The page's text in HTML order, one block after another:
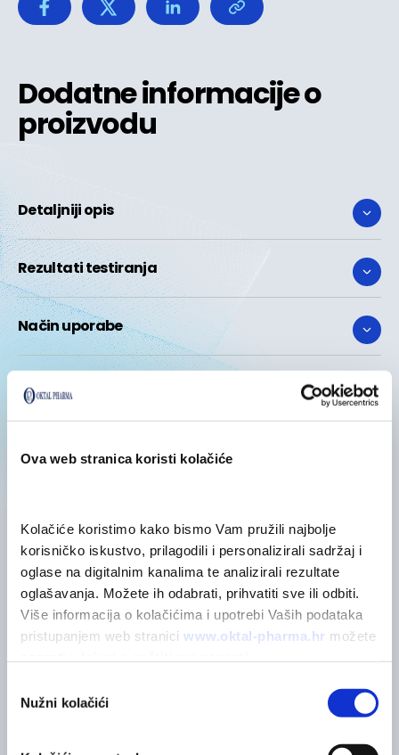
Ova web stranica koristi kolačiće
Kolačiće koristimo kako bismo Vam pružili najbolje
korisničko iskustvo, prilagodili i personalizirali sadržaj i
oglase na digitalnim kanalima te analizirali rezultate
oglašavanja. Možete ih odabrati, prihvatiti sve ili odbiti.
Više informacija o kolačićima i upotrebi Vaših podataka
pristupanjem web stranici www.oktal-pharma.hr možete
pristanka
Nužni kolačići
Detaljniji opis
Rezultati testiranja
Način uporabe
Posebne mjere opreza
Dodatne informacije o
proizvodu
POVEZANI PROIZVODI
Možda će vas zanimati